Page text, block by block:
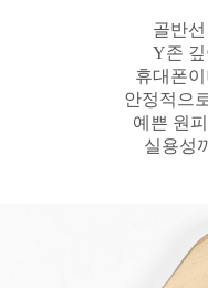
골반
Y존
휴대폰
안정적으
예쁜 원
실용성